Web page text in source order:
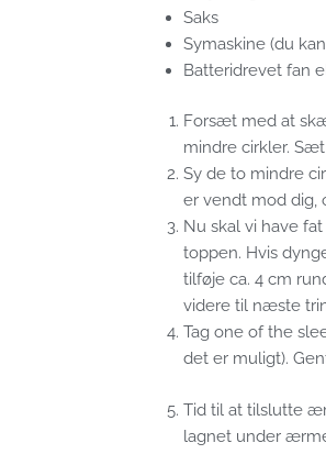
Saks
Symaskine (du
Batteridrevet fan
Forsæt med at
mindre cirkler.
Sy de to mindre
er vendt mod dig,
Nu skal vi have
toppen. Hvis
tilføje ca. 4 cm
videre til næste
Tag one of the
det er muligt).
Tid til at tilslutte
lagnet under